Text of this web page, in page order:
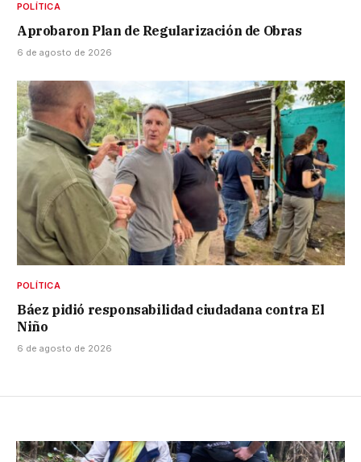
POLÍTICA
Aprobaron Plan de Regularización de Obras
6 de agosto de 2026
POLÍTICA
Báez pidió responsabilidad ciudadana contra El
Niño
6 de agosto de 2026